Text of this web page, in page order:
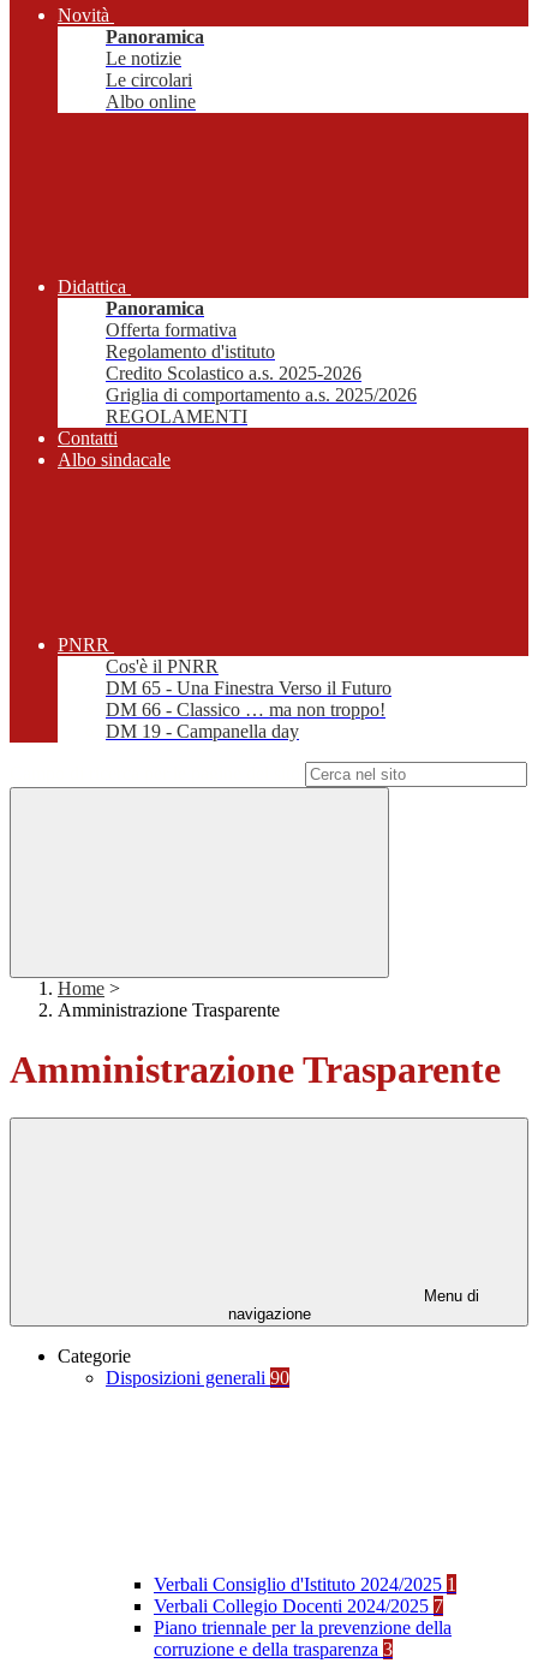
Novità
Panoramica
Le notizie
Le circolari
Albo online
Didattica
Panoramica
Offerta formativa
Regolamento d'istituto
Credito Scolastico a.s. 2025-2026
Griglia di comportamento a.s. 2025/2026
REGOLAMENTI
Contatti
Albo sindacale
PNRR
Cos'è il PNRR
DM 65 - Una Finestra Verso il Futuro
DM 66 - Classico … ma non troppo!
DM 19 - Campanella day
Home >
Amministrazione Trasparente
Amministrazione Trasparente
Menu di
navigazione
Categorie
Disposizioni generali 90
Verbali Consiglio d'Istituto 2024/2025 1
Verbali Collegio Docenti 2024/2025 7
Piano triennale per la prevenzione della
corruzione e della trasparenza 3